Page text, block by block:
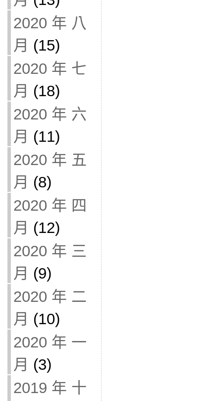
2020 年 八
月 (15)
2020 年 七
月 (18)
2020 年 六
月 (11)
2020 年 五
月 (8)
2020 年 四
月 (12)
2020 年 三
月 (9)
2020 年 二
月 (10)
2020 年 一
月 (3)
2019 年 十